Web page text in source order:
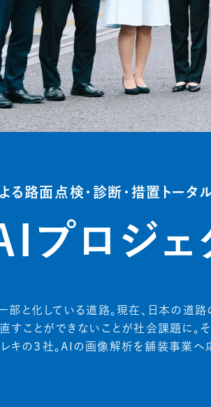
路面点検・診断・措置トータ
プロジェ
部と化している道路。現在、日本の道
すことができないことが社会課題に。
レキの３社。AIの画像解析を舗装事業